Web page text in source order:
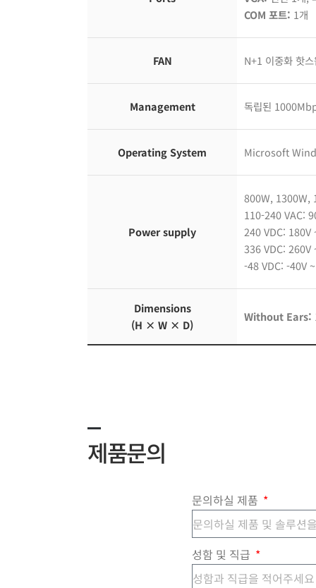
COM 포트: 1개
FAN N+1 이중화 핫
Management 독립된
Operating System Microsoft
Power supply
800W, 1300W,
110-240 VAC:
240 VDC: 180V
336 VDC: 260V
-48 VDC: -40V
Dimensions
(H × W × D)
Without Ears:
제품문의
문의하실 제품
성함 및 직급